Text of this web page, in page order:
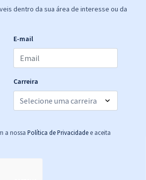
dentro da sua área de interesse ou da
E-mail
Carreira
a nossa Política de Privacidade e aceita